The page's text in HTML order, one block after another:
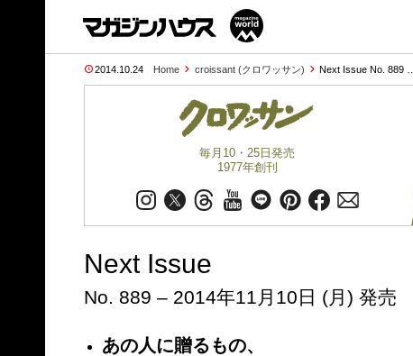
2014.10.24 Home croissant (クロワッサン) Next Issue No. 889 …
毎月10・25日発売
1977年創刊
Next Issue
No. 889 – 2014年11月10日 (月) 発売
あの人に贈るもの、